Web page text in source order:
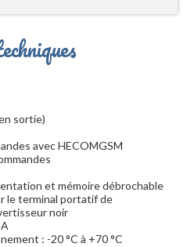
sortie)
avec HECOMGSM
et mémoire débrochable
le terminal portatif de
noir
: -20 °C à +70 °C